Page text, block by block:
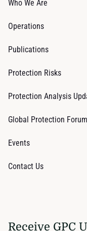
Who We Are
Operations
Publications
Protection Risks
Protection Analysis
Global Protection Forum
Events
Contact Us
Receive GPC